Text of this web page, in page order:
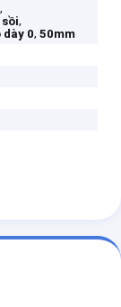
,
sồi,
dày 0,50mm